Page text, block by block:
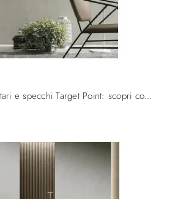
Elementi complementari e specchi Target Point: scopri come valorizzare i tuoi interni design con il modello Horus.